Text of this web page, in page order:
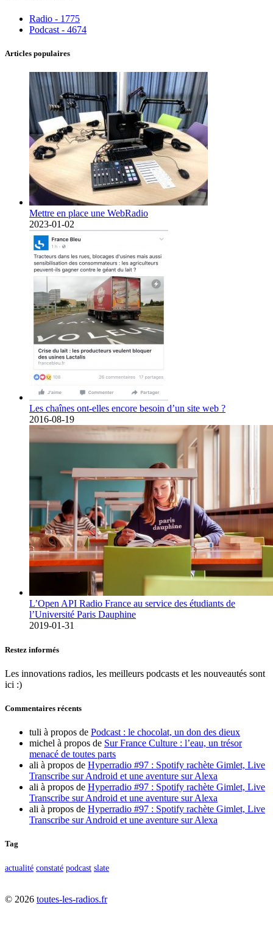
Radio - 1775
Podcast - 4674
Articles populaires
Mettre en place une WebRadio
2023-01-02
Les chaînes ont-elles encore besoin d’un site web ?
2016-08-19
L’Open API Radio France au service des étudiants de
l’Université Paris Dauphine
2019-01-31
Restez informés
Les innovations radios, les meilleurs podcasts et les nouveautés sont
ici :)
Commentaires récents
tuli à propos de Podcast : le chocolat, un don des dieux
michel à propos de Sur France Culture : l’eau, un trésor
menacé de toutes parts
ali à propos de Hyperradio #97 : Spotify rachète Gimlet, Live
Transcribe sur Android et une aventure sur Alexa
ali à propos de Hyperradio #97 : Spotify rachète Gimlet, Live
Transcribe sur Android et une aventure sur Alexa
ali à propos de Hyperradio #97 : Spotify rachète Gimlet, Live
Transcribe sur Android et une aventure sur Alexa
Tag
actualité constaté podcast slate
© 2026 toutes-les-radios.fr